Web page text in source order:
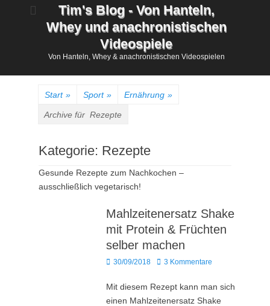
Tim's Blog - Von Hanteln,
Whey und anachronistischen
Videospiele
Von Hanteln, Whey & anachronistischen Videospielen
Start » Sport » Ernährung »
Archive für Rezepte
Kategorie: Rezepte
Gesunde Rezepte zum Nachkochen –
ausschließlich vegetarisch!
Mahlzeitenersatz Shake
mit Protein & Früchten
selber machen
Posted
30/09/2018 3 Kommentare
Mit diesem Rezept kann man sich
einen Mahlzeitenersatz Shake